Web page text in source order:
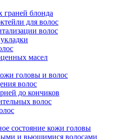
блонда
для волос
волос
масел
головы и волос
волос
до кончиков
волос
состояние кожи головы
и вьющимися волосами